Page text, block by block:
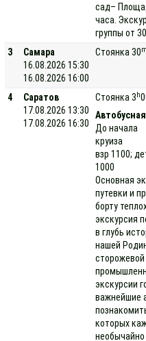
сад–
часа.
группы от
3
Самара
16.08.2026 15:30
16.08.2026 16:00
Стоянка 30m
4
Саратов
17.08.2026 13:30
17.08.2026 16:30
Стоянка 3h
До начала
круиза
взр 1100;
1000
Основная
путевки и
борту
экскурсия
в глубь
нашей
сторожевой
экскурсии
важнейшие
которых